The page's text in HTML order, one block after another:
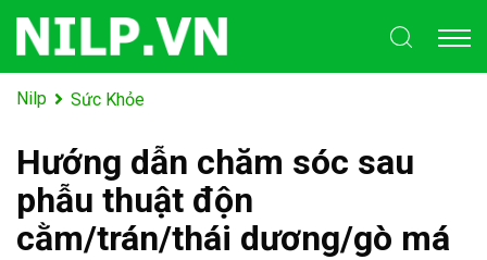
Nilp Sức Khỏe
Hướng dẫn chăm sóc sau
phẫu thuật độn
cằm/trán/thái dương/gò má